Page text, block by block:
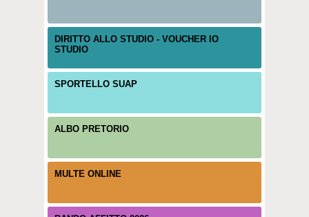
DIRITTO ALLO STUDIO - VOUCHER IO
STUDIO
SPORTELLO SUAP
ALBO PRETORIO
MULTE ONLINE